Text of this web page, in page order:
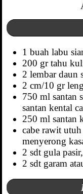
1 buah labu
200 gr tahu
2 lembar daun
2 cm/10 gr
750 ml santan
santan kental
250 ml santan
cabe rawit
menyerong
2 sdt gula
2 sdt garam